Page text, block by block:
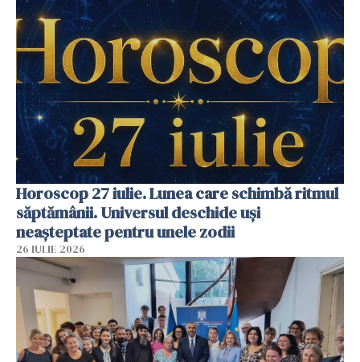
Horoscop 27 iulie. Lunea care schimbă ritmul
săptămânii. Universul deschide uși
neașteptate pentru unele zodii
26 IULIE 2026